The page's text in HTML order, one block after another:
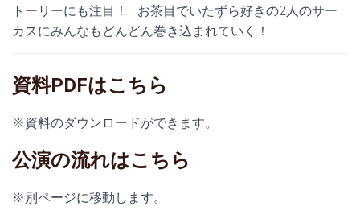
トーリーにも注目！ お茶目でいたずら好きの2人のサー
カスにみんなもどんどん巻き込 まれていく！
資料PDFはこちら
※資料のダウンロードができます。
公演の流れはこちら
※別ページに移動します。